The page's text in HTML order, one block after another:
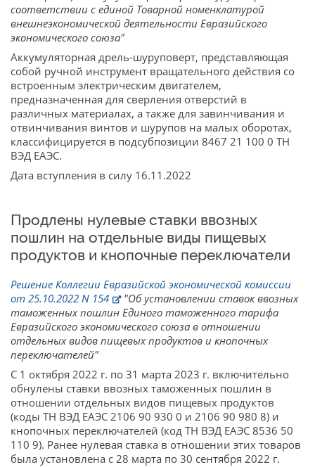
соответствии с единой Товарной номенклатурой
внешнеэкономической деятельности Евразийского
экономического союза"
Аккумуляторная дрель-шуруповерт, представляющая
собой ручной инструмент вращательного действия со
встроенным электрическим двигателем,
предназначенная для сверления отверстий в
различных материалах, а также для завинчивания и
отвинчивания винтов и шурупов на малых оборотах,
классифицируется в подсубпозиции 8467 21 100 0 ТН
ВЭД ЕАЭС.
Дата вступления в силу 16.11.2022
Продлены нулевые ставки ввозных
пошлин на отдельные виды пищевых
продуктов и кнопочные переключатели
Решение Коллегии Евразийской экономической комиссии
от 25.10.2022 N 154
"Об установлении ставок ввозных
таможенных пошлин Единого таможенного тарифа
Евразийского экономического союза в отношении
отдельных видов пищевых продуктов и кнопочных
переключателей"
С 1 октября 2022 г. по 31 марта 2023 г. включительно
обнулены ставки ввозных таможенных пошлин в
отношении отдельных видов пищевых продуктов
(коды ТН ВЭД ЕАЭС 2106 90 930 0 и 2106 90 980 8) и
кнопочных переключателей (код ТН ВЭД ЕАЭС 8536 50
110 9). Ранее нулевая ставка в отношении этих товаров
была установлена с 28 марта по 30 сентября 2022 г.